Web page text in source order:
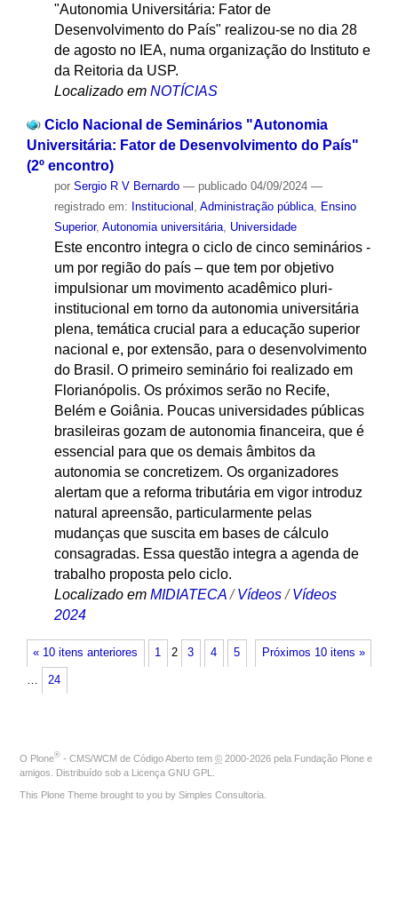
"Autonomia Universitária: Fator de
Desenvolvimento do País" realizou-se no dia 28
de agosto no IEA, numa organização do Instituto e
da Reitoria da USP.
Localizado em NOTÍCIAS
Ciclo Nacional de Seminários "Autonomia
Universitária: Fator de Desenvolvimento do País"
(2º encontro)
por Sergio R V Bernardo — publicado04/09/2024 —
registrado em: Institucional , Administração pública, Ensino
Superior, Autonomia universitária, Universidade
Este encontro integra o ciclo de cinco seminários -
um por região do país – que tem por objetivo
impulsionar um movimento acadêmico pluri-
institucional em torno da autonomia universitária
plena, temática crucial para a educação superior
nacional e, por extensão, para o desenvolvimento
do Brasil. O primeiro seminário foi realizado em
Florianópolis. Os próximos serão no Recife,
Belém e Goiânia. Poucas universidades públicas
brasileiras gozam de autonomia financeira, que é
essencial para que os demais âmbitos da
autonomia se concretizem. Os organizadores
alertam que a reforma tributária em vigor introduz
natural apreensão, particularmente pelas
mudanças que suscita em bases de cálculo
consagradas. Essa questão integra a agenda de
trabalho proposta pelo ciclo.
Localizado em MIDIATECA /Vídeos /Vídeos
2024
« 10 itens anteriores Próximos 10 itens »
1 2 3 4 5
… 24
O Plone® - CMS/WCM de Código Aberto tem © 2000-2026 pela Fundação Plone e
amigos. Distribuído sob a Licença GNU GPL
This Plone Theme brought to you by Simples Consultoria